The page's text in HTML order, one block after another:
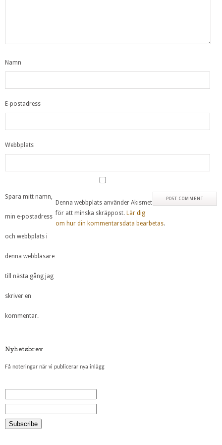
Namn
E-postadress
Webbplats
Spara mitt namn,
min e-postadress
och webbplats i
denna webbläsare
till nästa gång jag
skriver en
kommentar.
Denna webbplats använder Akismet
för att minska skräppost. Lär dig
om hur din kommentarsdata bearbetas.
Nyhetsbrev
Få noteringar när vi publicerar nya inlägg